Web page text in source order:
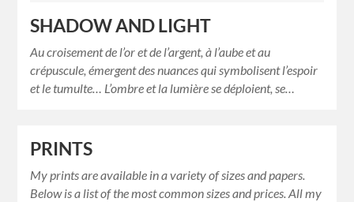
SHADOW AND LIGHT
Au croisement de l’or et de l’argent, à l’aube et au
crépuscule, émergent des nuances qui symbolisent l’espoir
et le tumulte… L’ombre et la lumière se déploient, se…
PRINTS
My prints are available in a variety of sizes and papers.
Below is a list of the most common sizes and prices. All my